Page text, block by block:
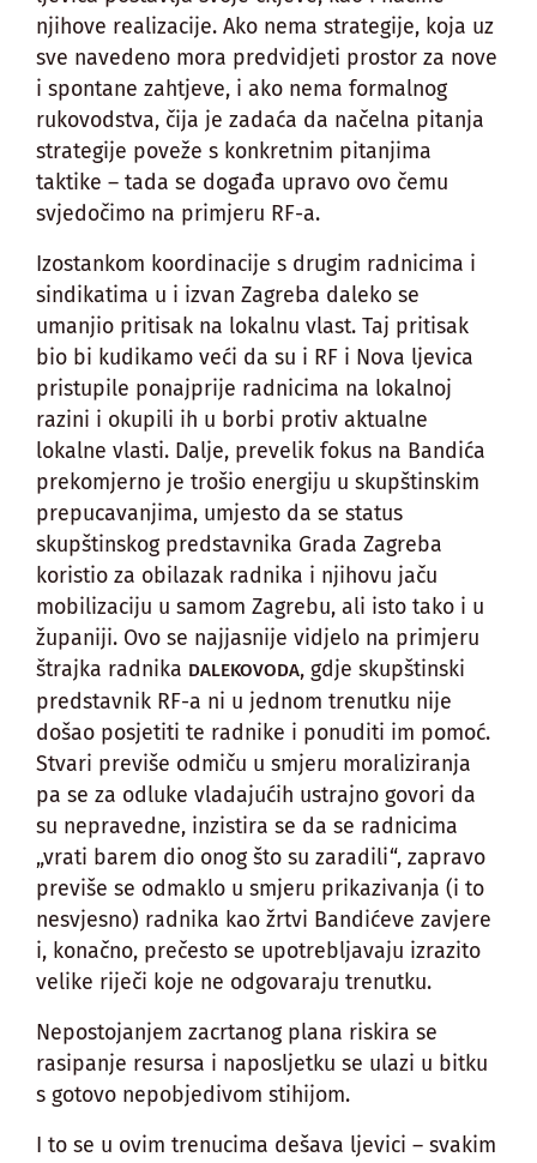
njihove realizacije. Ako nema strategije, koja uz
sve navedeno mora predvidjeti prostor za nove
i spontane zahtjeve, i ako nema formalnog
rukovodstva, čija je zadaća da načelna pitanja
strategije poveže s konkretnim pitanjima
taktike – tada se događa upravo ovo čemu
svjedočimo na primjeru RF-a.
Izostankom koordinacije s drugim radnicima i
sindikatima u i izvan Zagreba daleko se
umanjio pritisak na lokalnu vlast. Taj pritisak
bio bi kudikamo veći da su i RF i Nova ljevica
pristupile ponajprije radnicima na lokalnoj
razini i okupili ih u borbi protiv aktualne
lokalne vlasti. Dalje, prevelik fokus na Bandića
prekomjerno je trošio energiju u skupštinskim
prepucavanjima, umjesto da se status
skupštinskog predstavnika Grada Zagreba
koristio za obilazak radnika i njihovu jaču
mobilizaciju u samom Zagrebu, ali isto tako i u
županiji. Ovo se najjasnije vidjelo na primjeru
štrajka radnika DALEKOVODA, gdje skupštinski
predstavnik RF-a ni u jednom trenutku nije
došao posjetiti te radnike i ponuditi im pomoć.
Stvari previše odmiču u smjeru moraliziranja
pa se za odluke vladajućih ustrajno govori da
su nepravedne, inzistira se da se radnicima
„vrati barem dio onog što su zaradili“, zapravo
previše se odmaklo u smjeru prikazivanja (i to
nesvjesno) radnika kao žrtvi Bandićeve zavjere
i, konačno, prečesto se upotrebljavaju izrazito
velike riječi koje ne odgovaraju trenutku.
Nepostojanjem zacrtanog plana riskira se
rasipanje resursa i naposljetku se ulazi u bitku
s gotovo nepobjedivom stihijom.
I to se u ovim trenucima dešava ljevici – svakim